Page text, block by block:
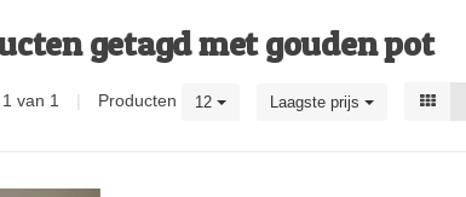
getagd met gouden pot
van 1 | Producten 12 Laagste prijs